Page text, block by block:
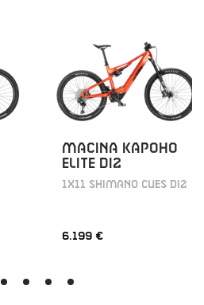
MACINA KAPOHO
ELITE DI2
1X11 SHIMANO CUES DI2
6.199 €